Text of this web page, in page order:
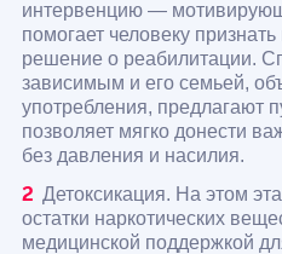
интервенцию —
помогает человеку
решение о реабилитации.
зависимым и его семьей,
употребления, предлагают
позволяет мягко донести
без давления и насилия.
Детоксикация. На этом
остатки наркотических
медицинской поддержкой